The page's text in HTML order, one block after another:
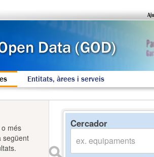
Entitats, àrees i serveis
Cercador
més
següent